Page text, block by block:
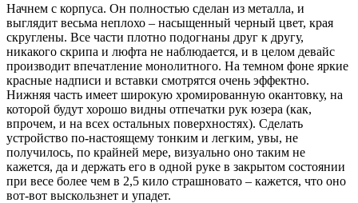
Начнем с корпуса. Он полностью сделан из металла, и
выглядит весьма неплохо – насыщенный черный цвет, края
скруглены. Все части плотно подогнаны друг к другу,
никакого скрипа и люфта не наблюдается, и в целом девайс
производит впечатление монолитного. На темном фоне яркие
красные надписи и вставки смотрятся очень эффектно.
Нижняя часть имеет широкую хромированную окантовку, на
которой будут хорошо видны отпечатки рук юзера (как,
впрочем, и на всех остальных поверхностях). Сделать
устройство по-настоящему тонким и легким, увы, не
получилось, по крайней мере, визуально оно таким не
кажется, да и держать его в одной руке в закрытом состоянии
при весе более чем в 2,5 кило страшновато – кажется, что оно
вот-вот выскользнет и упадет.